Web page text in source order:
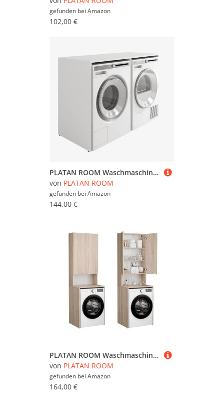
gefunden bei Amazon
102,00 €
PLATAN ROOM Waschmaschinenschrank 130 cm breit Überbauschrank Waschmaschine oder Wäschetrockner Schrank für Bad (ohne Schrank, Weiß matt)
von PLATAN ROOM
gefunden bei Amazon
144,00 €
PLATAN ROOM Waschmaschinenschrank Badezimmer Hochschrank Überbauschrank für Waschmaschine und Wäschetrockner 210 x 65 x 50/56 cm weiß (Sonoma Eiche, 56 cm tief)
von PLATAN ROOM
gefunden bei Amazon
164,00 €